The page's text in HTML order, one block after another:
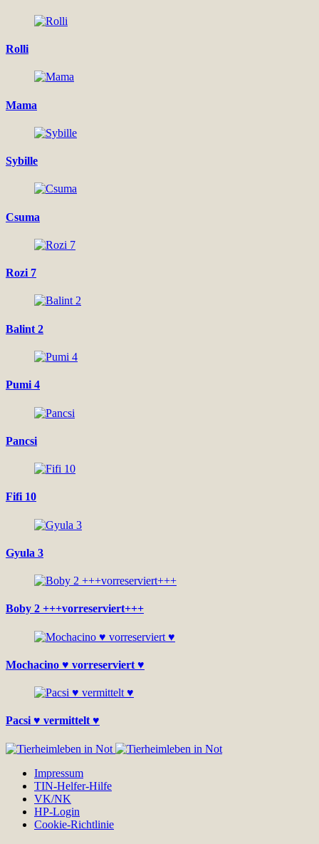
Rolli
Mama
Sybille
Csuma
Rozi 7
Balint 2
Pumi 4
Pancsi
Fifi 10
Gyula 3
Boby 2 +++vorreserviert+++
Mochacino ♥ vorreserviert ♥
Pacsi ♥ vermittelt ♥
Impressum
TIN-Helfer-Hilfe
VK/NK
HP-Login
Cookie-Richtlinie